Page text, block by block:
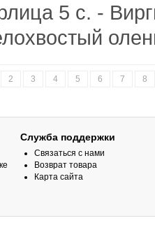
5 с. -
2 3 4 5 6 7 8
Служба поддержки
Связаться с нами
Возврат товара
Карта сайта